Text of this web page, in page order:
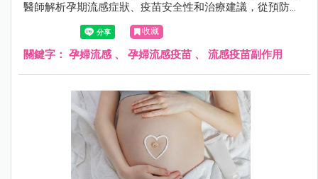
醫師解析孕期流感症狀、疫苗安全性和治療建議，從預防、
診斷到照護策略，提供完整防護方案，守護媽媽寶寶健康！
公費疫苗資格、接種時機、防護重點一次搞懂。
收藏
關鍵字： 孕婦流感 、 孕婦流感疫苗 、 流感疫苗副作用